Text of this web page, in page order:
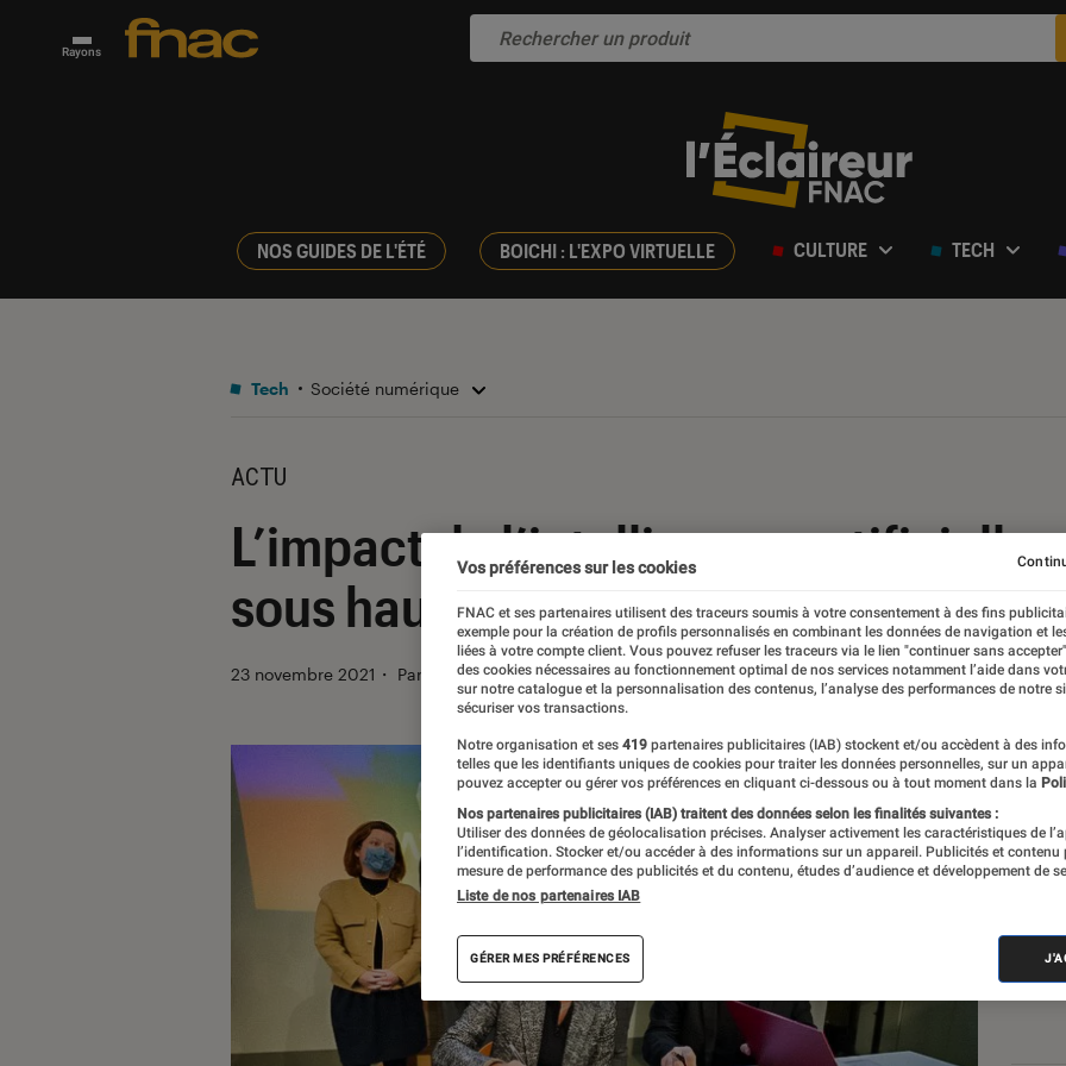
Rayons
NOS GUIDES DE L'ÉTÉ BOICHI : L'EXPO VIRTUELLE CULTURE TECH
Tech Société numérique
ACTU
L’impact de l’intelligence artificielle
sous haute surveillance
23 novembre 2021 ・ Par Kesso Diallo
Vos préférences sur les cookies
FNAC et ses partenaires utilisent des traceurs soumis à votre consentement à des fins
exemple pour la création de profils personnalisés en combinant les données de navigation et
liées à votre compte client. Vous pouvez refuser les traceurs via le lien "continuer sans
des cookies nécessaires au fonctionnement optimal de nos services notamment l’aide dans
sur notre catalogue et la personnalisation des contenus, l’analyse des performances de notre
sécuriser vos transactions.
Notre organisation et ses 419 partenaires publicitaires (IAB) stockent et/ou accèdent à des
telles que les identifiants uniques de cookies pour traiter les données personnelles, sur un
pouvez accepter ou gérer vos préférences en cliquant ci-dessous ou à tout moment dans la
Nos partenaires publicitaires (IAB) traitent des données selon les finalités suivantes :
Utiliser des données de géolocalisation précises. Analyser activement les caractéristiques de
l’identification. Stocker et/ou accéder à des informations sur un appareil. Publicités et contenu
mesure de performance des publicités et du contenu, études d’audience et développement de
Liste de nos partenaires IAB
GÉRER MES PRÉFÉRENCES